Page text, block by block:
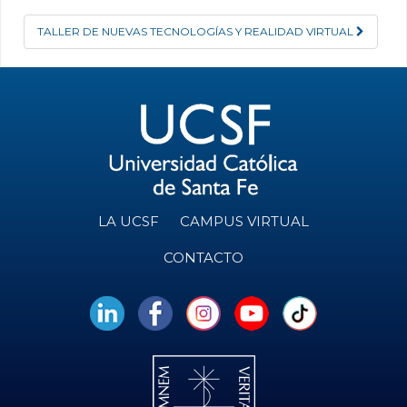
TALLER DE NUEVAS TECNOLOGÍAS Y REALIDAD VIRTUAL
LA UCSF CAMPUS VIRTUAL
CONTACTO